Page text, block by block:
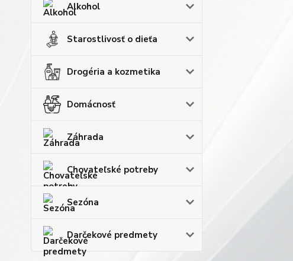
Alkohol
Starostlivosť o dieťa
Drogéria a kozmetika
Domácnosť
Záhrada
Chovateľské potreby
Sezóna
Darčekové predmety